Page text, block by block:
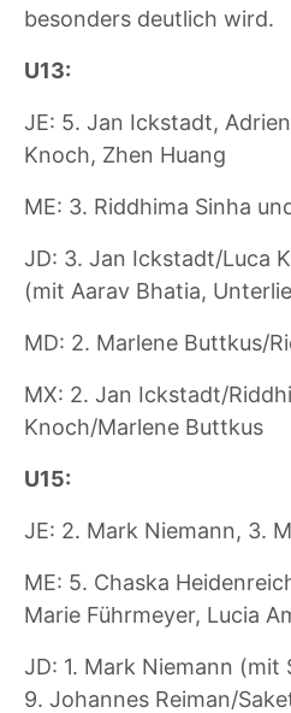
besonders deutlich wird.
U13:
JE: 5. Jan Ickstadt,
Knoch, Zhen Huang
ME: 3. Riddhima Sinha
JD: 3. Jan Ickstadt/Luca
(mit Aarav Bhatia,
MD: 2. Marlene Buttkus/
MX: 2. Jan Ickstadt/
Knoch/Marlene Buttkus
U15:
JE: 2. Mark Niemann, 3.
ME: 5. Chaska
Marie Führmeyer, Lucia
JD: 1. Mark Niemann (mit
9. Johannes Reiman/